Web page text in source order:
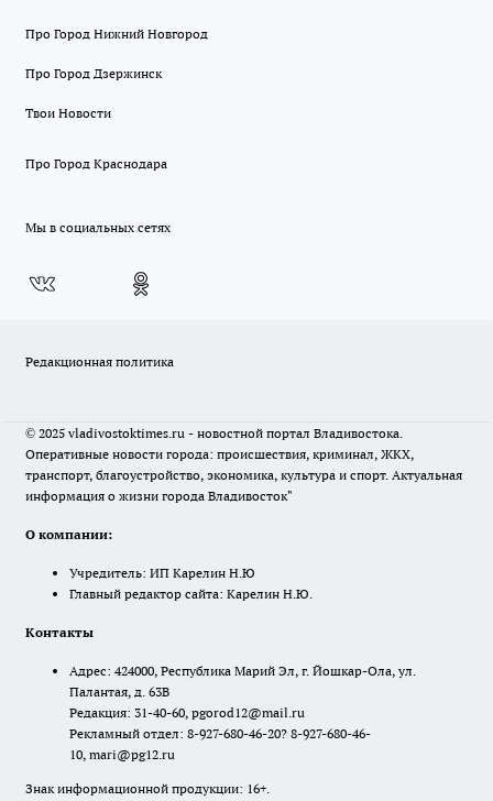
Про Город Нижний Новгород
Про Город Дзержинск
Твои Новости
Про Город Краснодара
Мы в социальных сетях
Редакционная политика
© 2025 vladivostoktimes.ru - новостной портал Владивостока.
Оперативные новости города: происшествия, криминал, ЖКХ,
транспорт, благоустройство, экономика, культура и спорт. Актуальная
информация о жизни города Владивосток"
О компании:
Учредитель: ИП Карелин Н.Ю
Главный редактор сайта: Карелин Н.Ю.
Контакты
Адрес: 424000, Республика Марий Эл, г. Йошкар-Ола, ул.
Палантая, д. 63В
Редакция: 31-40-60, pgorod12@mail.ru
Рекламный отдел: 8-927-680-46-20? 8-927-680-46-
10, mari@pg12.ru
Знак информационной продукции: 16+.